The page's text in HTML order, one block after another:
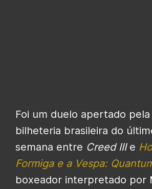
Foi um duelo apertado
bilheteria brasileira do
semana entre Creed IIIe
Formiga e a Vespa:
boxeador interpretado por